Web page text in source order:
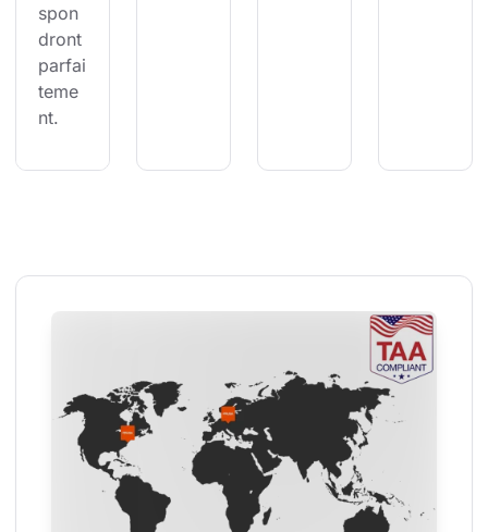
spon
dront
parfai
teme
nt.